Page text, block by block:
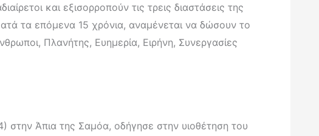
και εξισορροπούν τις τρεις διαστάσεις της
τα επόμενα 15 χρόνια, αναμένεται να δώσουν το
Πλανήτης, Ευημερία, Ειρήνη, Συνεργασίες
στην Άπια της Σαμόα, οδήγησε στην υιοθέτηση του